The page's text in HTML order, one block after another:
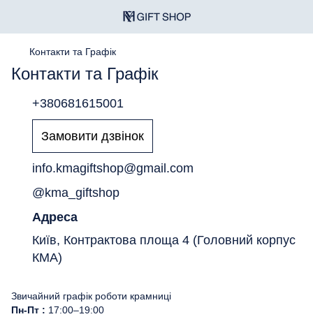
Контакти та Графік
Контакти та Графік
+380681615001
Замовити дзвінок
info.kmagiftshop@gmail.com
@kma_giftshop
Адреса
Київ, Контрактова площа 4 (Головний корпус
КМА)
Звичайний графік роботи крамниці
Пн-Пт : 17:00–19:00